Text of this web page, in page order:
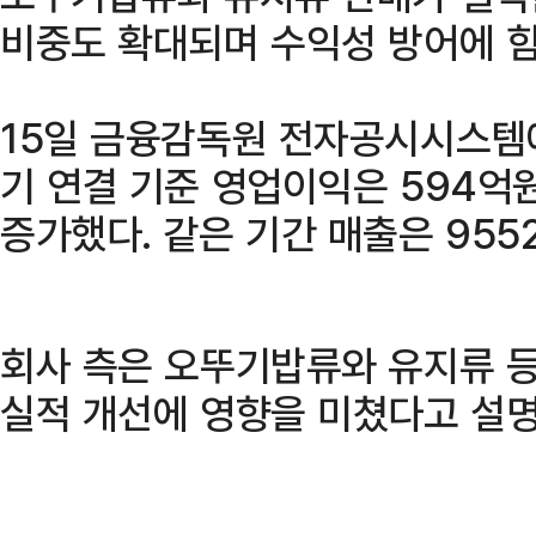
비중도 확대되며 수익성 방어에
15일 금융감독원 전자공시시스
기 연결 기준 영업이익은 594억
증가했다. 같은 기간 매출은
회사 측은 오뚜기밥류와 유지류
실적 개선에 영향을 미쳤다고 설